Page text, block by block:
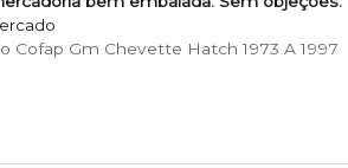
Cofap Gm Chevette Hatch 1973 A 1997